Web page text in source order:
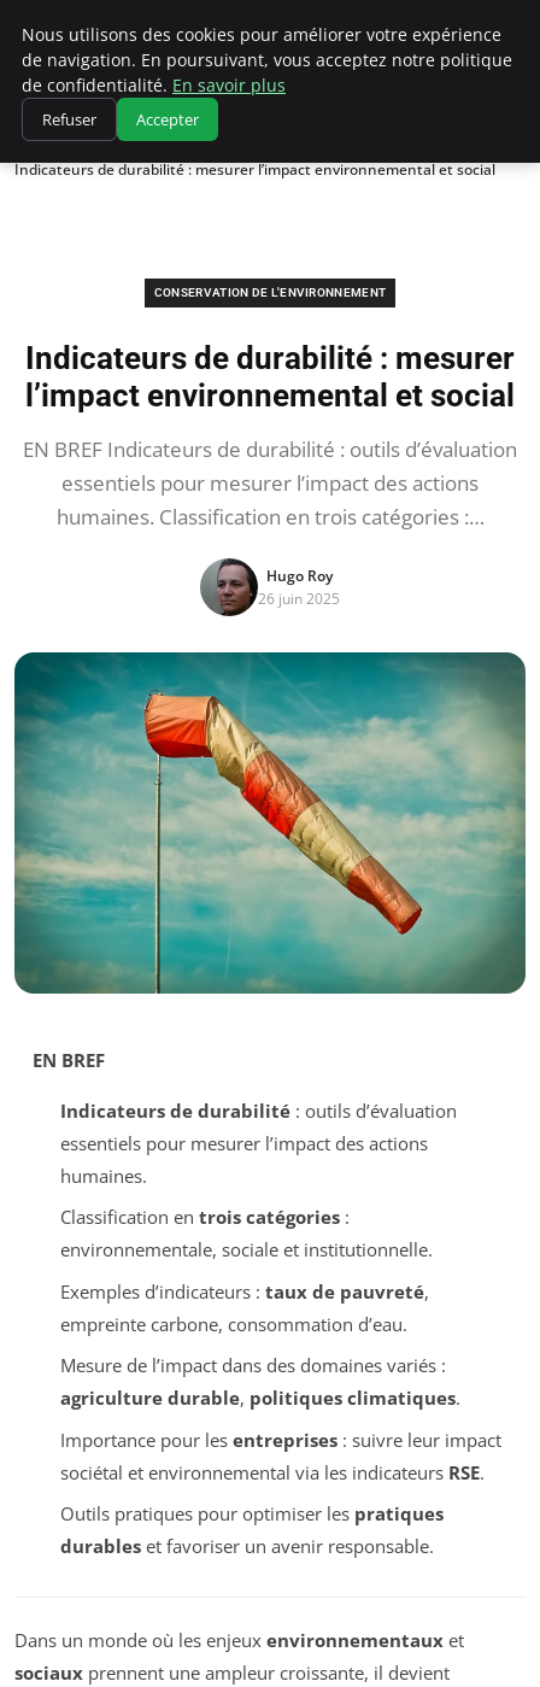
Climatedebtagents
Accueil
Conservation de l'environnement
Indicateurs de durabilité : mesurer l’impact environnemental et social
CONSERVATION DE L'ENVIRONNEMENT
Indicateurs de durabilité : mesurer
l’impact environnemental et social
EN BREF Indicateurs de durabilité : outils d’évaluation
essentiels pour mesurer l’impact des actions
humaines. Classification en trois catégories :…
Hugo Roy
26 juin 2025
EN BREF
Indicateurs de durabilité: outils d’évaluation
essentiels pour mesurer l’impact des actions
humaines.
Classification en trois catégories:
environnementale, sociale et institutionnelle.
Exemples d’indicateurs : taux de pauvreté,
empreinte carbone, consommation d’eau.
Mesure de l’impact dans des domaines variés :
agriculture durable, politiques climatiques.
Importance pour les entreprises: suivre leur impact
sociétal et environnemental via les indicateurs RSE.
Outils pratiques pour optimiser les pratiques
durableset favoriser un avenir responsable.
Dans un monde où les enjeux environnementaux et
sociaux prennent une ampleur croissante, il devient
Nous utilisons des cookies pour améliorer votre expérience
de navigation. En poursuivant, vous acceptez notre politique
de confidentialité. En savoir plus
Refuser Accepter